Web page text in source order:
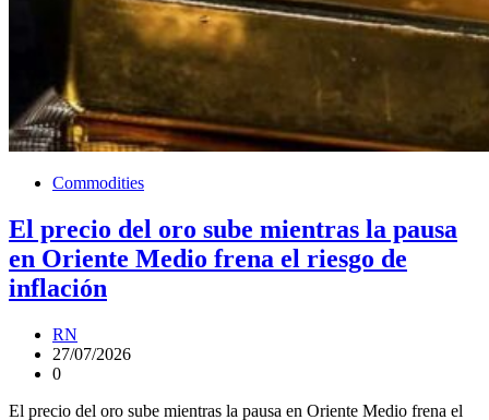
Commodities
El precio del oro sube mientras la pausa
en Oriente Medio frena el riesgo de
inflación
RN
27/07/2026
0
El precio del oro sube mientras la pausa en Oriente Medio frena el